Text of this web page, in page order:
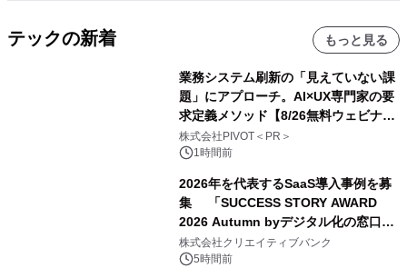
テックの新着 もっと見る
業務システム刷新の「見えていない課
題」にアプローチ。AI×UX専門家の要
求定義メソッド【8/26無料ウェビナ
ー】株式会社PIVOT
株式会社PIVOT＜PR＞
1時間前
2026年を代表するSaaS導入事例を募
集 「SUCCESS STORY AWARD
2026 Autumn byデジタル化の窓口」
開催
株式会社クリエイティブバンク
5時間前